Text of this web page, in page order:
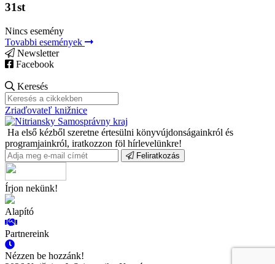
31st
Nincs esemény
Tovabbi események
Newsletter
Facebook
Keresés
Zriaďovateľ knižnice
Ha első kézből szeretne értesülni könyvújdonságainkról és
programjainkról, iratkozzon föl hírlevelünkre!
Feliratkozás
Írjon nekünk!
Alapító
Partnereink
Nézzen be hozzánk!